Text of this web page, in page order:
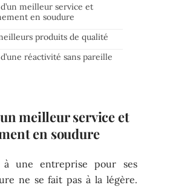
meilleur service et
en soudure
produits de qualité
réactivité sans pareille
meilleur service et
en soudure
à une entreprise pour ses
ne se fait pas à la légère.